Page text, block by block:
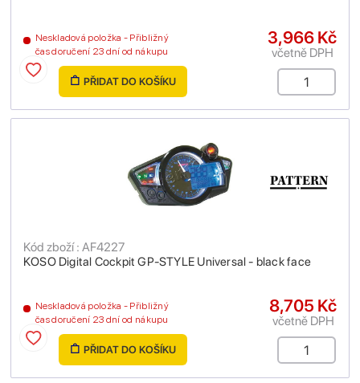
Neskladová položka - Přibližný
čas doručení 23 dní od nákupu
3,966 Kč
včetně DPH
PŘIDAT DO KOŠÍKU
KOSO Digital Cockpit GP-STYLE Universal - black face
Kód zboží : AF4227
Neskladová položka - Přibližný
čas doručení 23 dní od nákupu
8,705 Kč
včetně DPH
PŘIDAT DO KOŠÍKU